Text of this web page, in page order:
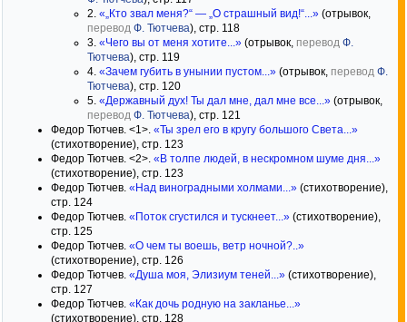
2. «„Кто звал меня?“ — „О страшный вид!“...» (отрывок,
перевод Ф. Тютчева), стр. 118
3. «Чего вы от меня хотите...» (отрывок, перевод Ф.
Тютчева), стр. 119
4. «Зачем губить в унынии пустом...» (отрывок, перевод Ф.
Тютчева), стр. 120
5. «Державный дух! Ты дал мне, дал мне все...» (отрывок,
перевод Ф. Тютчева), стр. 121
Федор Тютчев. <1>. «Ты зрел его в кругу большого Света...»
(стихотворение), стр. 123
Федор Тютчев. <2>. «В толпе людей, в нескромном шуме дня...»
(стихотворение), стр. 123
Федор Тютчев. «Над виноградными холмами...» (стихотворение),
стр. 124
Федор Тютчев. «Поток сгустился и тускнеет...» (стихотворение),
стр. 125
Федор Тютчев. «О чем ты воешь, ветр ночной?..»
(стихотворение), стр. 126
Федор Тютчев. «Душа моя, Элизиум теней...» (стихотворение),
стр. 127
Федор Тютчев. «Как дочь родную на закланье...»
(стихотворение), стр. 128